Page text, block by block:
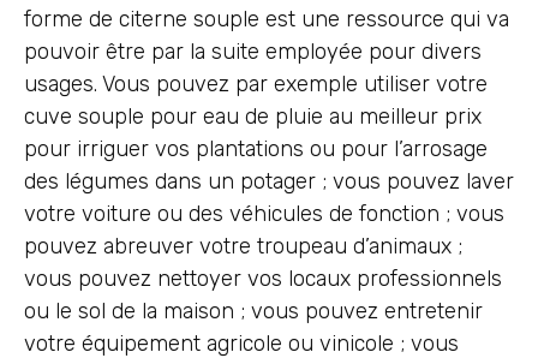
forme de citerne souple est une ressource qui va
pouvoir être par la suite employée pour divers
usages. Vous pouvez par exemple utiliser votre
cuve souple pour eau de pluie au meilleur prix
pour irriguer vos plantations ou pour l’arrosage
des légumes dans un potager ; vous pouvez laver
votre voiture ou des véhicules de fonction ; vous
pouvez abreuver votre troupeau d’animaux ;
vous pouvez nettoyer vos locaux professionnels
ou le sol de la maison ; vous pouvez entretenir
votre équipement agricole ou vinicole ; vous